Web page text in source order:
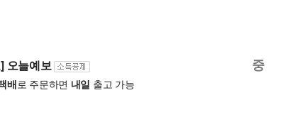
오늘예보
배로 주문하면 내일 출고 가능
중